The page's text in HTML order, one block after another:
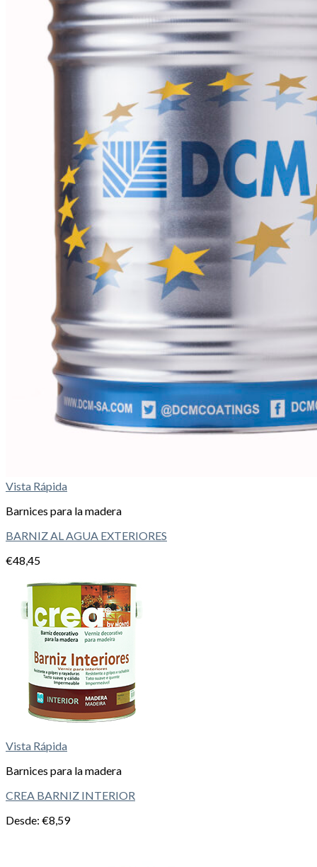
Vista Rápida
Barnices para la madera
BARNIZ AL AGUA EXTERIORES
€48,45
Vista Rápida
Barnices para la madera
CREA BARNIZ INTERIOR
Desde: €8,59